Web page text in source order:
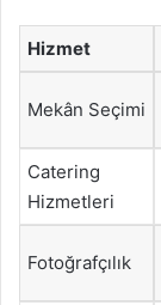
Hizmet
Mekân Seçimi
Catering
Hizmetleri
Fotoğrafçılık